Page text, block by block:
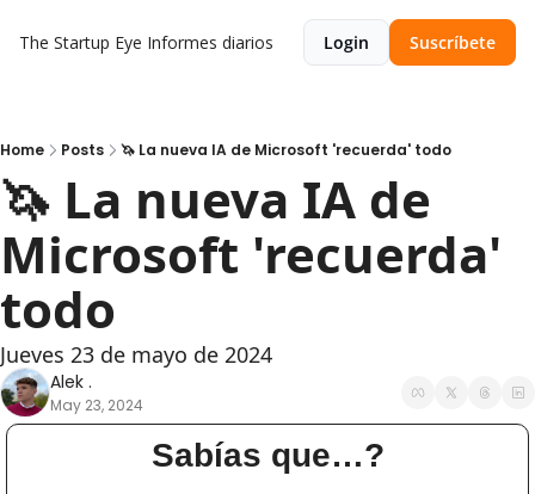
The Startup Eye Informes diarios Login Suscríbete
Home Posts 🦄 La nueva IA de Microsoft 'recuerda' todo
🦄 La nueva IA de
Microsoft 'recuerda'
todo
Jueves 23 de mayo de 2024
Alek .
May 23, 2024
Sabías que…?